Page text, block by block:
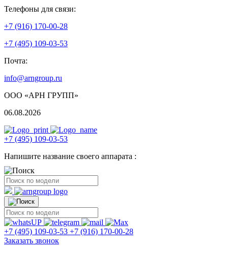
Телефоны для связи:
+7 (916) 170-00-28
+7 (495) 109-03-53
Почта:
info@arngroup.ru
ООО «АРН ГРУПП»
06.08.2026
+7 (495) 109-03-53
Напишите название своего аппарата :
+7 (495) 109-03-53 +7 (916) 170-00-28
Заказать звонок